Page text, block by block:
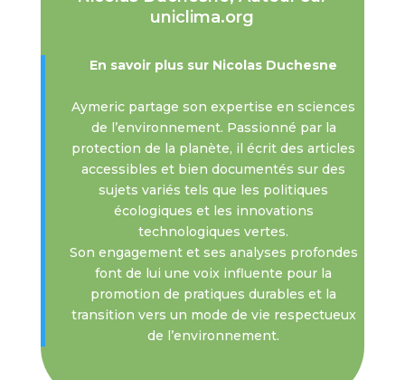
uniclima.org
En savoir plus sur Nicolas Duchesne
Aymeric partage son expertise en sciences
de l’environnement. Passionné par la
protection de la planète, il écrit des articles
accessibles et bien documentés sur des
sujets variés tels que les politiques
écologiques et les innovations
technologiques vertes.
Son engagement et ses analyses profondes
font de lui une voix influente pour la
promotion de pratiques durables et la
transition vers un mode de vie respectueux
de l’environnement.